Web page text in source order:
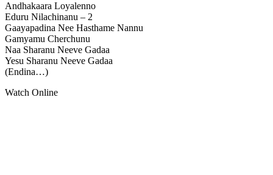
Andhakaara Loyalenno
Eduru Nilachinanu – 2
Gaayapadina Nee Hasthame Nannu
Gamyamu Cherchunu
Naa Sharanu Neeve Gadaa
Yesu Sharanu Neeve Gadaa
(Endina…)
Watch Online